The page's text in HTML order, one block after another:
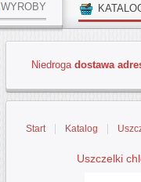
WYROBY
Niedroga dostawa
Start Katalog
Uszczelki